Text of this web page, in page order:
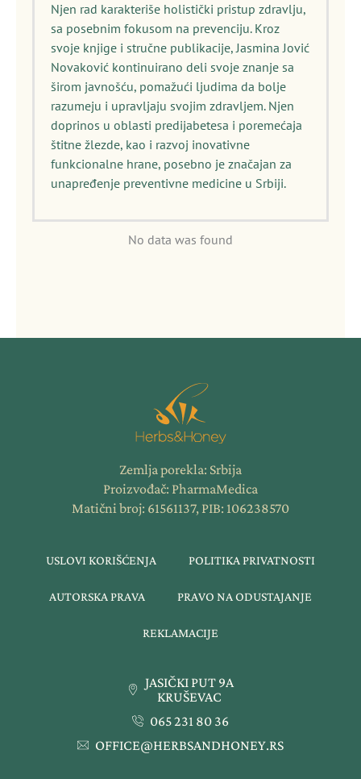
Njen rad karakteriše holistički pristup zdravlju,
sa posebnim fokusom na prevenciju. Kroz
svoje knjige i stručne publikacije, Jasmina Jović
Novaković kontinuirano deli svoje znanje sa
širom javnošću, pomažući ljudima da bolje
razumeju i upravljaju svojim zdravljem. Njen
doprinos u oblasti predijabetesa i poremećaja
štitne žlezde, kao i razvoj inovativne
funkcionalne hrane, posebno je značajan za
unapređenje preventivne medicine u Srbiji.
No data was found
Zemlja porekla: Srbija
Proizvođač: PharmaMedica
Matični broj: 61561137, PIB: 106238570
USLOVI KORIŠĆENJA POLITIKA PRIVATNOSTI
AUTORSKA PRAVA PRAVO NA ODUSTAJANJE
REKLAMACIJE
JASIČKI PUT 9A
KRUŠEVAC
065 231 80 36
OFFICE@HERBSANDHONEY.RS